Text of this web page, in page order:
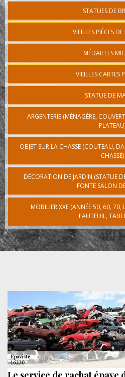
STATUES DE
VIEILLES PIÈCES
MÉDAILLES
VIEILLES CARTES
STATUE DE
ARGENTERIE (MÉNAGÈRE,
OBJET SUR LA CHASSE (COUTEAU,
CHASSE)
DÉCORATION DE JARDIN (STATUE
FONTE SALON
MOBILIER XXE (ANNÉE 50, 60, 70,
FAUTEUIL,